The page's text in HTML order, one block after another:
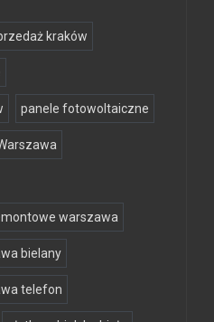
kraków
panele fotowoltaiczne
warszawa
bielany
telefon